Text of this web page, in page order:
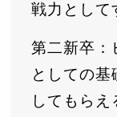
戦力として
第二新卒：
としての基
してもら